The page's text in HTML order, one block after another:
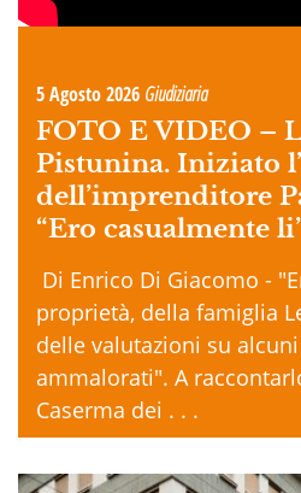
5 Agosto 2026 Giudiziaria
FOTO E VIDEO –
Pistunina. Iniziato
dell’imprenditore
“Ero casualmente
Di Enrico Di Giacomo -
proprietà, della famiglia
delle valutazioni su
ammalorati". A
Caserma dei . . .